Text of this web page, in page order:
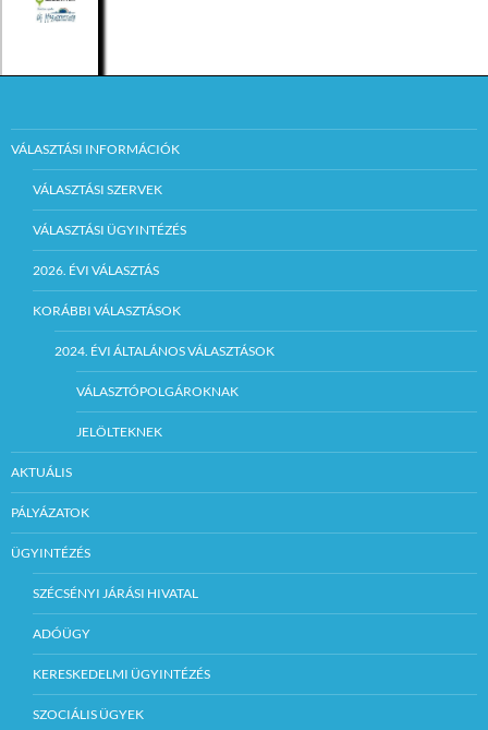
VÁLASZTÁSI INFORMÁCIÓK
VÁLASZTÁSI SZERVEK
VÁLASZTÁSI ÜGYINTÉZÉS
2026. ÉVI VÁLASZTÁS
KORÁBBI VÁLASZTÁSOK
2024. ÉVI ÁLTALÁNOS VÁLASZTÁSOK
VÁLASZTÓPOLGÁROKNAK
JELÖLTEKNEK
AKTUÁLIS
PÁLYÁZATOK
ÜGYINTÉZÉS
SZÉCSÉNYI JÁRÁSI HIVATAL
ADÓÜGY
KERESKEDELMI ÜGYINTÉZÉS
SZOCIÁLIS ÜGYEK